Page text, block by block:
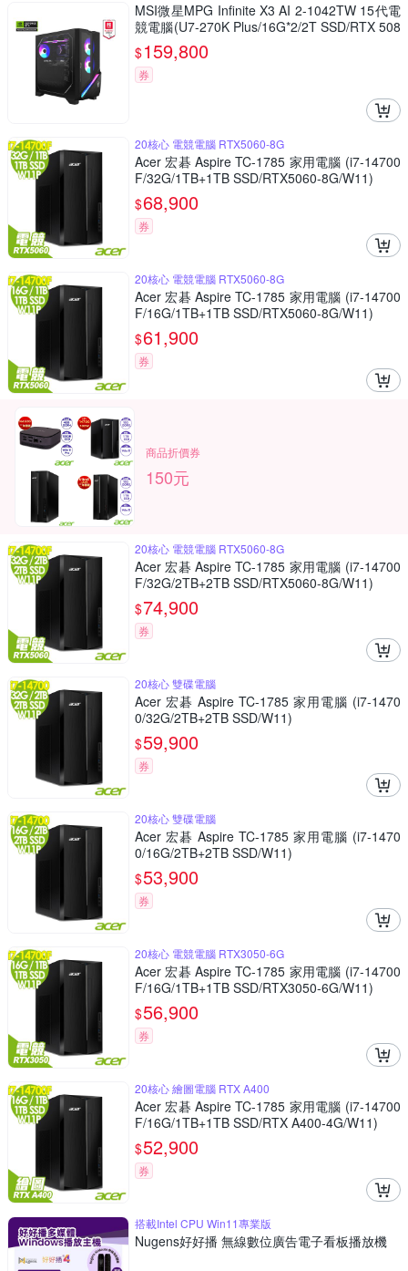
MSI微星MPG Infinite X3 AI 2-1042TW 15代電
競電腦(U7-270K Plus/16G*2/2T SSD/RTX 508
0 VENTUS-16G/Win11H)
$159,800
券
20核心 電競電腦 RTX5060-8G
Acer 宏碁 Aspire TC-1785 家用電腦 (i7-14700
F/32G/1TB+1TB SSD/RTX5060-8G/W11)
$68,900
券
20核心 電競電腦 RTX5060-8G
Acer 宏碁 Aspire TC-1785 家用電腦 (i7-14700
F/16G/1TB+1TB SSD/RTX5060-8G/W11)
$61,900
券
商品折價券
150元
20核心 電競電腦 RTX5060-8G
Acer 宏碁 Aspire TC-1785 家用電腦 (i7-14700
F/32G/2TB+2TB SSD/RTX5060-8G/W11)
$74,900
券
20核心 雙碟電腦
Acer 宏碁 Aspire TC-1785 家用電腦 (i7-1470
0/32G/2TB+2TB SSD/W11)
$59,900
券
20核心 雙碟電腦
Acer 宏碁 Aspire TC-1785 家用電腦 (i7-1470
0/16G/2TB+2TB SSD/W11)
$53,900
券
20核心 電競電腦 RTX3050-6G
Acer 宏碁 Aspire TC-1785 家用電腦 (i7-14700
F/16G/1TB+1TB SSD/RTX3050-6G/W11)
$56,900
券
20核心 繪圖電腦 RTX A400
Acer 宏碁 Aspire TC-1785 家用電腦 (i7-14700
F/16G/1TB+1TB SSD/RTX A400-4G/W11)
$52,900
券
搭載Intel CPU Win11專業版
Nugens好好播 無線數位廣告電子看板播放機